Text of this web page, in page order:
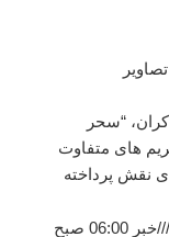
“سحر
های متفاوت
نقش پرداخته